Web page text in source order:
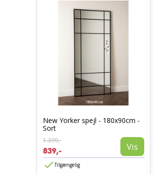
New Yorker spejl - 180x90cm -
Sort
1.399,-
839,- Vis
Tilgængelig